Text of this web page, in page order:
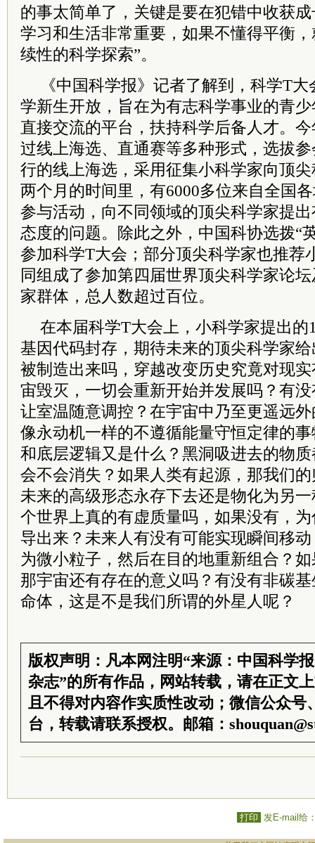
的事太简单了，关键是要在犯错中收获成
学习和生活非常重要，如果不懂得平衡
续性的科学探索”。
《中国科学报》记者了解到，科学T
学新生开放，旨在为有志科学事业的青
直接交流的平台，扶持科学后备人才。
过线上海选、直通赛等多种形式，选拔
行的线上海选，采用征集小科学家向顶
两个月的时间里，有6000多位来自全国
参与活动，向不同领域的顶尖科学家提
态度的问题。除此之外，中国科协选拨“
参加科学T大会；部分顶尖科学家也推荐
同组成了参加第四届世界顶尖科学家论
家群体，总人数超过百位。
在本届科学T大会上，小科学家提出
基因代码封存，期待未来的顶尖科学家
被制造出来吗，穿越改变历史究竟对现
宙毁灭，一切会重新开始并发展吗？ 有
让室温随意调控？ 在宇宙中乃至更遥远
像永动机一样的不遵循能量守恒定律的事
和底层逻辑又是什么？ 黑洞吸进去的物
会不会消失？ 如果人类有起源，那我们
未来的高级形态永存下去还是物化为另
个世界上真的有虚质量吗，如果没有，
导出来？ 未来人有没有可能实现瞬间移
为微小粒子，然后在目的地重新组合？ 如
那宇宙还有存在的意义吗？ 有没有非碳
命体，这是不是我们所谓的外星人呢？
版权声明：凡本网注明“来源：中国科学
杂志”的所有作品，网站转载，请在正文
且不得对内容作实质性改动；微信公众号
台，转载请联系授权。邮箱：
打印 发E-mail给